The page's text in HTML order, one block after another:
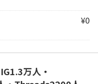
¥0
万人・